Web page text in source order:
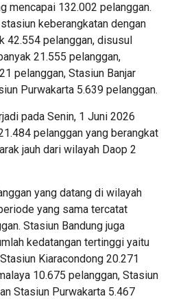
mencapai 132.002 pelanggan.
keberangkatan dengan
42.554 pelanggan, disusul
21.555 pelanggan,
pelanggan, Stasiun Banjar
Purwakarta 5.639 pelanggan.
pada Senin, 1 Juni 2026
pelanggan yang berangkat
jauh dari wilayah Daop 2
yang datang di wilayah
yang sama tercatat
Stasiun Bandung juga
kedatangan tertinggi yaitu
Kiaracondong 20.271
10.675 pelanggan, Stasiun
Stasiun Purwakarta 5.467